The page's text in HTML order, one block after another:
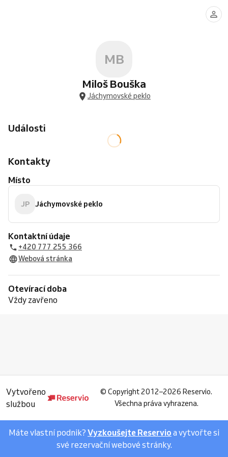
MB
Miloš Bouška
Jáchymovské peklo
Události
Kontakty
Místo
JP Jáchymovské peklo
Kontaktní údaje
+420 777 255 366
Webová stránka
Otevírací doba
Vždy zavřeno
Vytvořeno
službou
© Copyright 2012–2026 Reservio.
Všechna práva vyhrazena.
Máte vlastní podnik? Vyzkoušejte Reservio a vytvořte si
své rezervační webové stránky.